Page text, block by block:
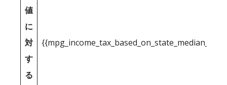
値
に
対
す
る